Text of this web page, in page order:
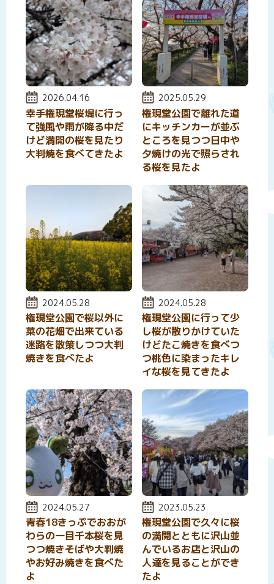
投稿日:
2026.04.16
幸手権現堂桜堤に行っ
て強風や雨が降る中だ
けど満開の桜を見たり
大判焼を食べてきたよ
投稿日:
2025.05.29
権現堂公園で離れた道
にキッチンカーが並ぶ
ところを見つつ日中や
夕焼けの光で照らされ
る桜を見たよ
投稿日:
2024.05.28
権現堂公園で桜以外に
菜の花畑で出来ている
迷路を散策しつつ大判
焼きを食べたよ
投稿日:
2024.05.28
権現堂公園に行って少
し桜が散りかけていた
けどたこ焼きを食べつ
つ桃色に染まったキレ
イな桜を見てきたよ
投稿日:
2024.05.27
青春18きっぷでおおが
わらの一目千本桜を見
つつ焼きそばや大判焼
やお好み焼きを食べた
よ
投稿日:
2023.05.23
権現堂公園で久々に桜
の満開とともに沢山並
んでいるお店と沢山の
人達を見ることができ
たよ